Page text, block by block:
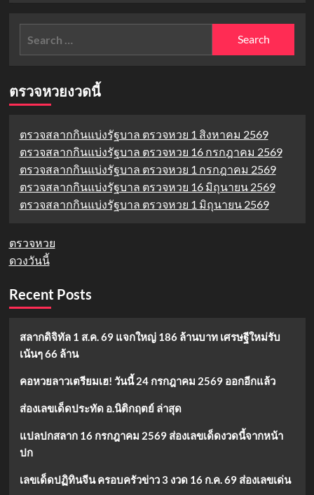
ตรวจหวยงวดนี้
ตรวจสลากกินแบ่งรัฐบาล ตรวจหวย 1 สิงหาคม 2569
ตรวจสลากกินแบ่งรัฐบาล ตรวจหวย 16 กรกฎาคม 2569
ตรวจสลากกินแบ่งรัฐบาล ตรวจหวย 1 กรกฎาคม 2569
ตรวจสลากกินแบ่งรัฐบาล ตรวจหวย 16 มิถุนายน 2569
ตรวจสลากกินแบ่งรัฐบาล ตรวจหวย 1 มิถุนายน 2569
ตรวจหวย
ดวงวันนี้
Recent Posts
สลากดิจิทัล 1 ส.ค. 69 แจกใหญ่ 186 ล้านบาท เศรษฐีใหม่รับ
เน้นๆ 66 ล้าน
คอหวยลาวเตรียมเฮ! วันนี้ 24 กรกฎาคม 2569 ออกอีกแล้ว
ส่องเลขเด็ดประทัด อ.นิติกฤตย์ ล่าสุด
แปลปกสลาก 16 กรกฎาคม 2569 ส่องเลขเด็ดงวดนี้จากหน้า
ปก
เลขเด็ดปฏิทินจีน ครอบครัวข่าว 3 งวด 16 ก.ค. 69 ส่องเลขเด่น